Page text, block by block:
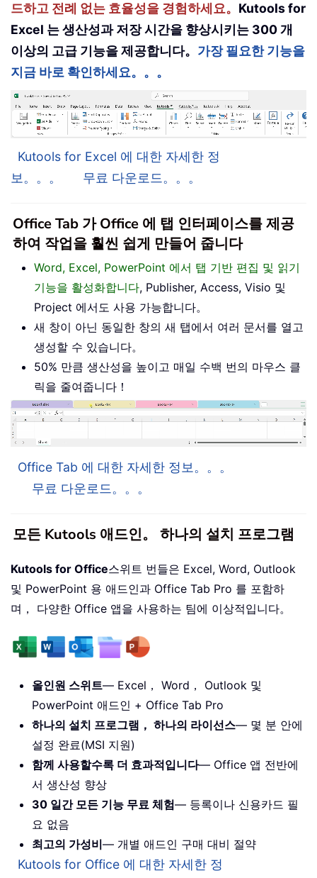
드하고 전례 없는 효율성을 경험하세요。 Kutools for
Excel 는 생산성과 저장 시간을 향상시키는 300 개
이상의 고급 기능을 제공합니다。 가장 필요한 기능을
지금 바로 확인하세요。。。
Kutools for Excel 에 대한 자세한 정
보。。。
무료 다운로드。。。
Office Tab 가 Office 에 탭 인터페이스를 제공
하여 작업을 훨씬 쉽게 만들어 줍니다
Word, Excel, PowerPoint 에서 탭 기반 편집 및 읽기
기능을 활성화합니다, Publisher, Access, Visio 및
Project 에서도 사용 가능합니다。
새 창이 아닌 동일한 창의 새 탭에서 여러 문서를 열고
생성할 수 있습니다。
50% 만큼 생산성을 높이고 매일 수백 번의 마우스 클
릭을 줄여줍니다！
Office Tab 에 대한 자세한 정보。。。
무료 다운로드。。。
모든 Kutools 애드인。 하나의 설치 프로그램
Kutools for Office스위트 번들은 Excel, Word, Outlook
및 PowerPoint 용 애드인과 Office Tab Pro 를 포함하
며， 다양한 Office 앱을 사용하는 팀에 이상적입니다。
올인원 스위트— Excel， Word， Outlook 및
PowerPoint 애드인 + Office Tab Pro
하나의 설치 프로그램， 하나의 라이선스— 몇 분 안에
설정 완료(MSI 지원)
함께 사용할수록 더 효과적입니다— Office 앱 전반에
서 생산성 향상
30 일간 모든 기능 무료 체험— 등록이나 신용카드 필
요 없음
최고의 가성비— 개별 애드인 구매 대비 절약
Kutools for Office 에 대한 자세한 정